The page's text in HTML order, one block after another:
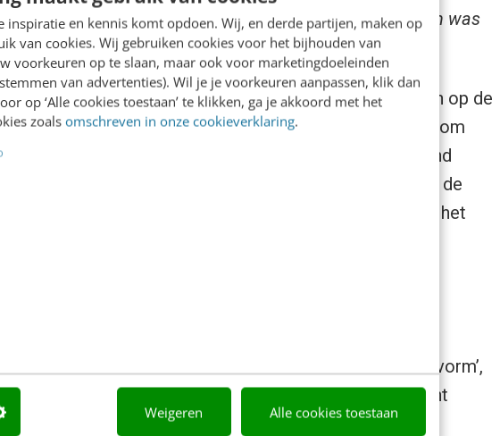
inspiratie en kennis komt opdoen. Wij, en derde partijen, maken op
van cookies. Wij gebruiken cookies voor het bijhouden van
voorkeuren op te slaan, maar ook voor marketingdoeleinden
van advertenties). Wil je je voorkeuren aanpassen, klik dan
op ‘Alle cookies toestaan’ te klikken, ga je akkoord met het
zoals omschreven in onze cookieverklaring.
Weigeren Alle cookies toestaan
Ivory was honoured for Call Me By Your Name, which was
‘was verb+ed’ is twee keer lelijk.
is het gemakkelijk om in zakelijk Engels terug te vallen op de
soms vraagt focus op een product of lijdend voorwerp om
keer wil je misschien geen direct causaal verband
als je de interesse van je Engelse lezer wil behouden, de
te beperken. Houd je onderwerpen de helden van het
actie het sterkst is en maak van die actie de ‘persoonsvorm’,
in de zin. Engelse lezers letten daarop. Als je kunt
en bijvoeglijk naamwoord, kies dan het werkwoord.